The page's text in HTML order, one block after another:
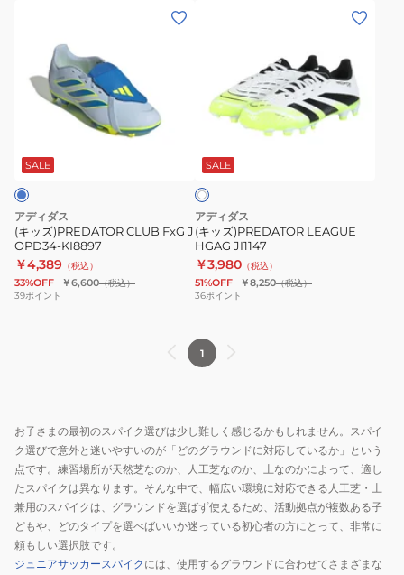
ズ)PREDATOR
CLUB
FxG
KI8897
SALE
アディダス
(キッズ)PREDATOR CLUB FxG J
OPD34-KI8897
￥4,389 （税込）
33%OFF ￥6,600（税込）
39ポイント
ズ)PREDATOR
LEAGUE
HGAG
JI1147
SALE
ホ
アディダス
(キッズ)PREDATOR LEAGUE
HGAG JI1147
￥3,980 （税込）
51%OFF ￥8,250（税込）
36ポイント
1
お子さまの最初のスパイク選びは少し難しく感じるかもしれません。スパイ
ク選びで意外と迷いやすいのが「どのグラウンドに対応しているか」という
点です。練習場所が天然芝なのか、人工芝なのか、土なのかによって、適し
たスパイクは異なります。そんな中で、幅広い環境に対応できる人工芝・土
兼用のスパイクは、グラウンドを選ばず使えるため、活動拠点が複数ある子
どもや、どのタイプを選べばいいか迷っている初心者の方にとって、非常に
頼もしい選択肢です。
ジュニアサッカースパイク には、使用するグラウンドに合わせてさまざまな